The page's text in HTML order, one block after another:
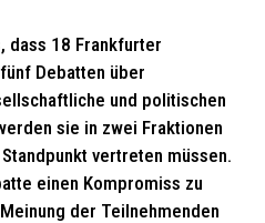
dass 18 Frankfurter
Debatten über
und politischen
sie in zwei Fraktionen
vertreten müssen.
einen Kompromiss zu
der Teilnehmenden